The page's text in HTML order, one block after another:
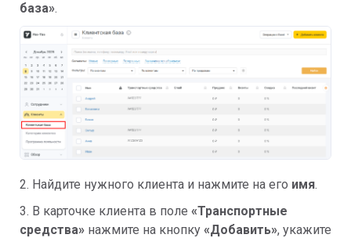
база».
2. Найдите нужного клиента и нажмите на его имя.
3. В карточке клиента в поле «Транспортные
средства» нажмите на кнопку «Добавить», укажите